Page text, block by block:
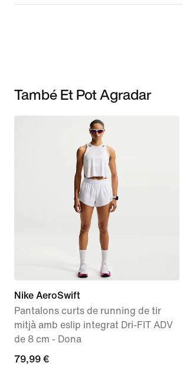
També Et Pot Agradar
Nike AeroSwift
Pantalons curts de running de tir
mitjà amb eslip integrat Dri-FIT ADV
de 8 cm - Dona
79,99 €
79,99 €